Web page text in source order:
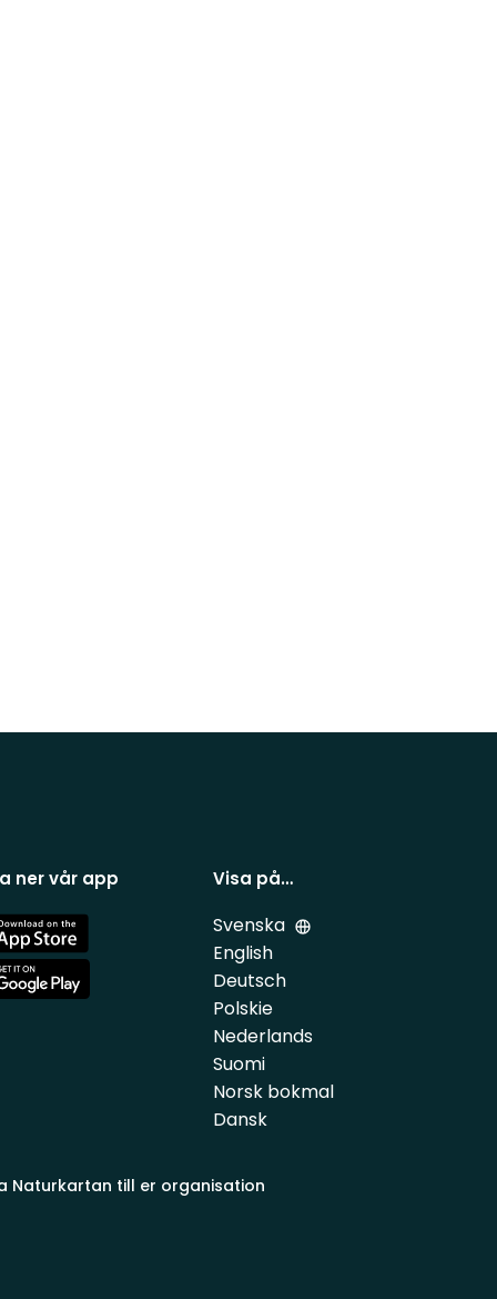
ner vår app Visa på…
Svenska
English
Deutsch
Polskie
Nederlands
Suomi
Norsk bokmal
Dansk
Naturkartan till er organisation